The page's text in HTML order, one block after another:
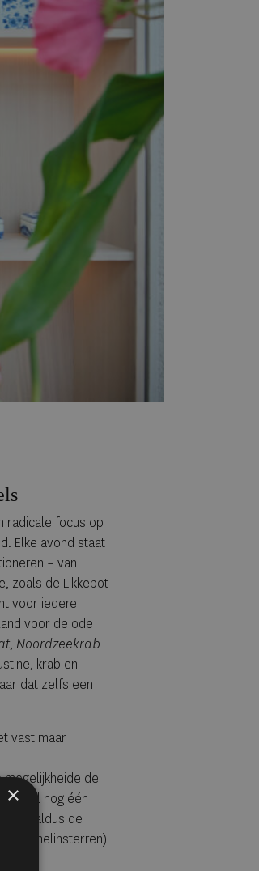
radicale focus op
Elke avond staat
– van
zoals de Likkepot
voor iedere
voor de ode
Noordzeekrab
krab en
dat zelfs een
vast maar
mogelijkheide de
"Ik wil nog één
aldus de
Michelinsterren)
×